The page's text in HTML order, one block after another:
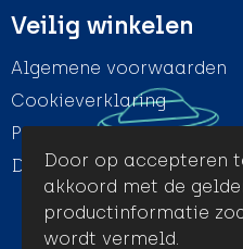
Veilig winkelen
Algemene voorwaarden
Cookieverklaring
Privacyverklaring
Disclaimer
Door op accepteren
akkoord met de
productinformatie
wordt vermeld.